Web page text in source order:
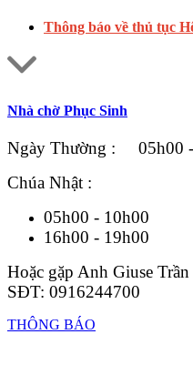
Thông báo về thủ tục
Nhà chờ Phục Sinh
Ngày Thường : 05h00
Chúa Nhật :
05h00 - 10h00
16h00 - 19h00
Hoặc gặp Anh Giuse
SĐT: 0916244700
THÔNG BÁO